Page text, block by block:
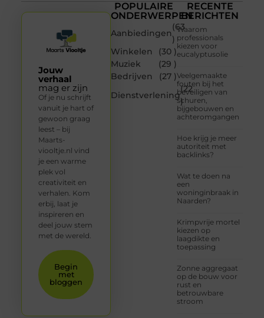
POPULAIRE
ONDERWERPEN
Aanbiedingen
(63
)
Winkelen
(30 )
Muziek
(29 )
Bedrijven
(27 )
Dienstverlening
(22
)
RECENTE
BERICHTEN
Waarom
professionals
kiezen voor
eucalyptusolie
Veelgemaakte
fouten bij het
beveiligen van
schuren,
bijgebouwen en
achteromgangen
Hoe krijg je meer
autoriteit met
backlinks?
Wat te doen na
een
woninginbraak in
Naarden?
Krimpvrije mortel
kiezen op
laagdikte en
toepassing
Zonne aggregaat
op de bouw voor
rust en
betrouwbare
stroom
Jouw
verhaal
mag er zijn
Of je nu schrijft
vanuit je hart of
gewoon graag
leest – bij
Maarts-
viooltje.nl vind
je een warme
plek vol
creativiteit en
verhalen. Kom
erbij, laat je
inspireren en
deel jouw stem
met de wereld.
Begin
met
bloggen